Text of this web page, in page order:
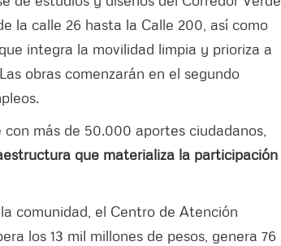
la calle 26 hasta la Calle 200, así como
integra la movilidad limpia y prioriza a
obras comenzarán en el segundo
más de 50.000 aportes ciudadanos,
que materializa la participación
comunidad, el Centro de Atención
los 13 mil millones de pesos, genera 76